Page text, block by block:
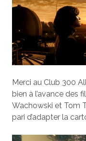
Merci au Club 300
bien à l’avance des
Wachowski et Tom
pari d’adapter la